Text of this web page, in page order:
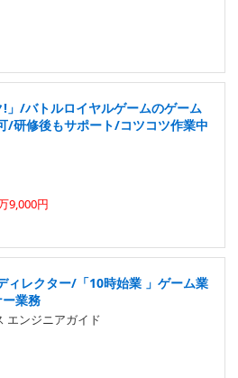
!」/バトルロイヤルゲームのゲーム
/研修後もサポート/コツコツ作業中
9,000円
ィレクター/「10時始業 」ゲーム業
業務
エンジニアガイド